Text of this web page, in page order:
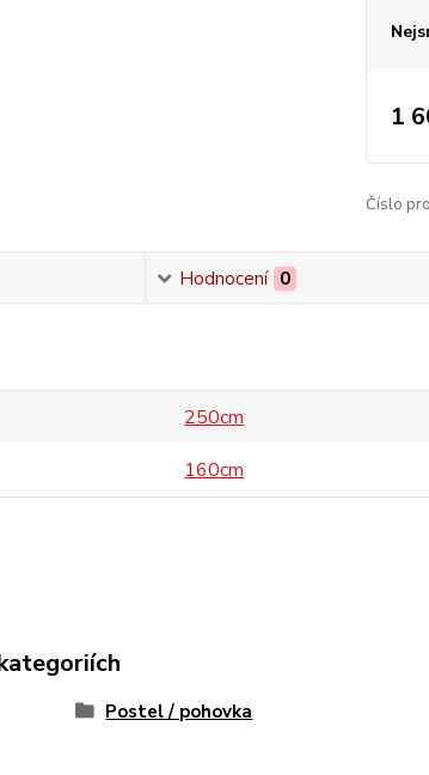
1
Číslo
Hodnocení 0
250cm
160cm
Postel / pohovka